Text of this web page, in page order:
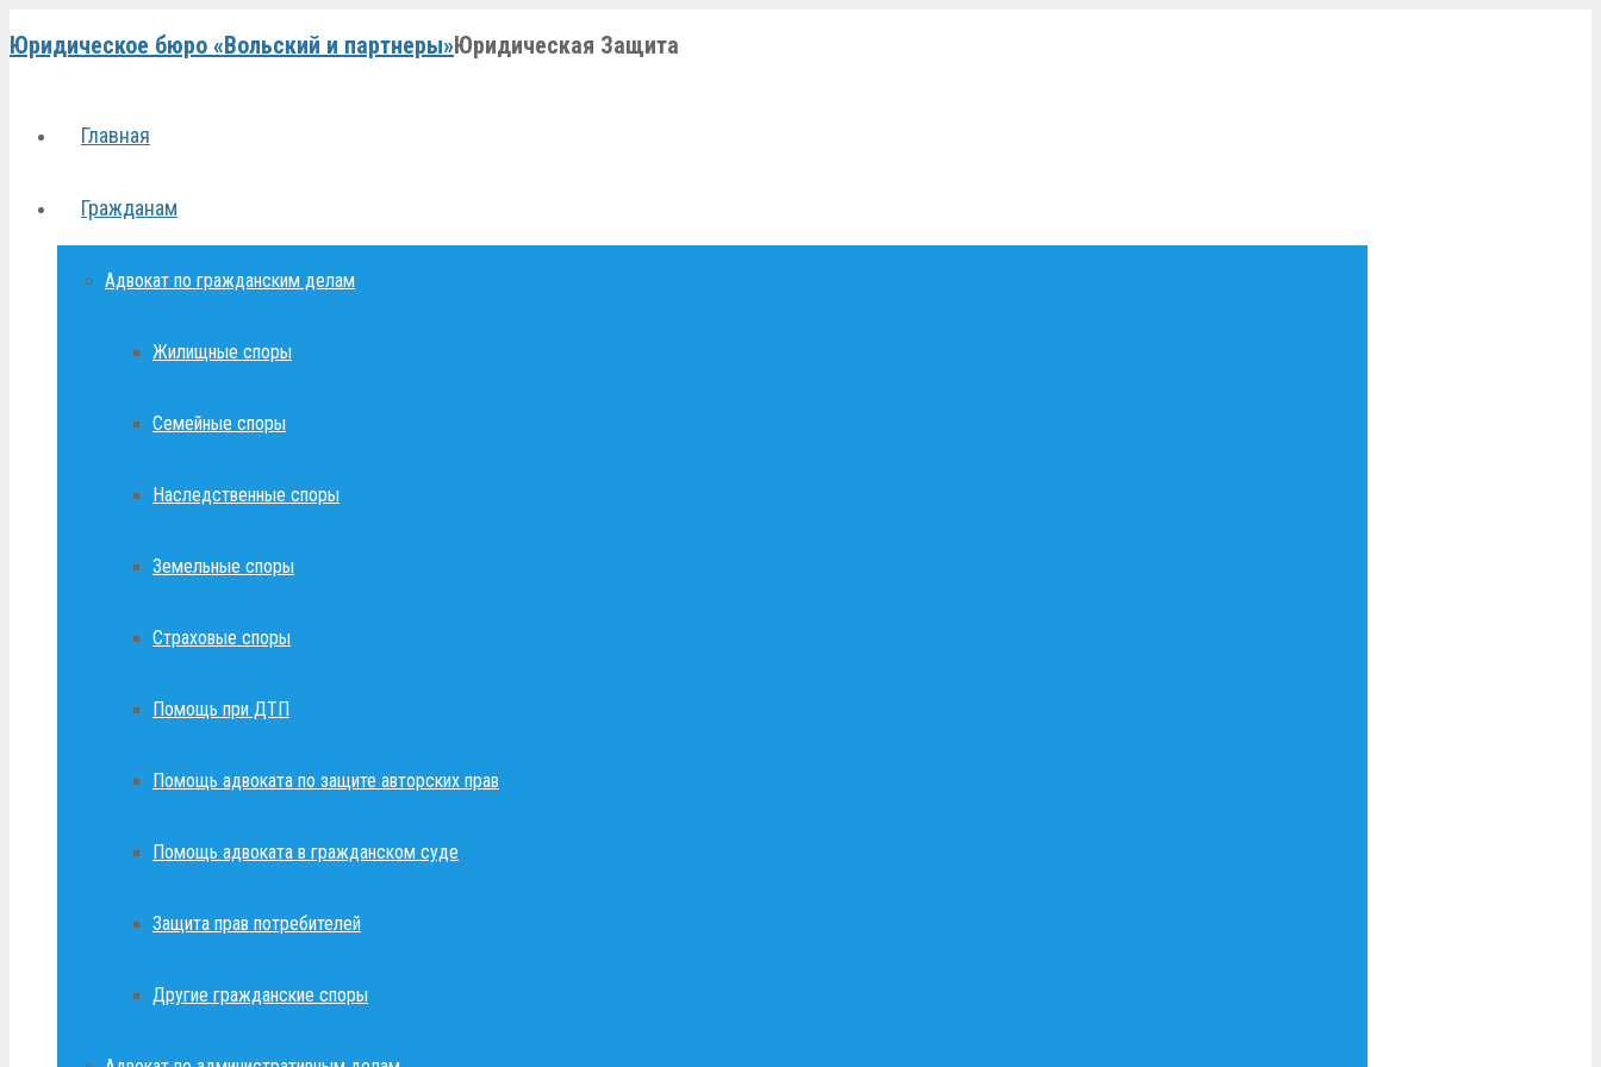
Юридическое бюро «Вольский и партнеры»Юридическая Защита
Главная
Гражданам
Адвокат по гражданским делам
Жилищные споры
Семейные споры
Наследственные споры
Земельные споры
Страховые споры
Помощь при ДТП
Помощь адвоката по защите авторских прав
Помощь адвоката в гражданском суде
Защита прав потребителей
Другие гражданские споры